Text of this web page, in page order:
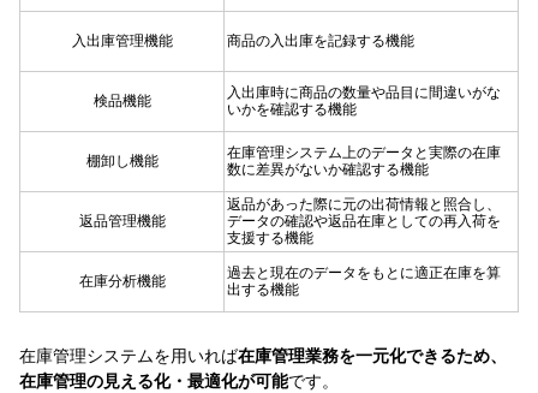
入出庫管理機能 商品の入出庫を記録する機能
検品機能
入出庫時に商品の数量や品目に間違いがな
いかを確認する機能
棚卸し機能
在庫管理システム上のデータと実際の在庫
数に差異がないか確認する機能
返品管理機能
返品があった際に元の出荷情報と照合し、
データの確認や返品在庫としての再入荷を
支援する機能
在庫分析機能
過去と現在のデータをもとに適正在庫を算
出する機能
在庫管理システムを用いれば在庫管理業務を一元化できるため、
在庫管理の見える化・最適化が可能です。